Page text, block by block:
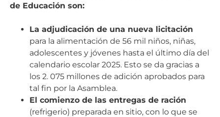
de Educación son:
La adjudicación de una nueva licitación
para la alimentación de 56 mil niños, niñas,
adolescentes y jóvenes hasta el último día del
calendario escolar 2025. Esto se da gracias a
los 2. 075 millones de adición aprobados para
tal fin por la Asamblea.
El comienzo de las entregas de ración
(refrigerio) preparada en sitio, con lo que se